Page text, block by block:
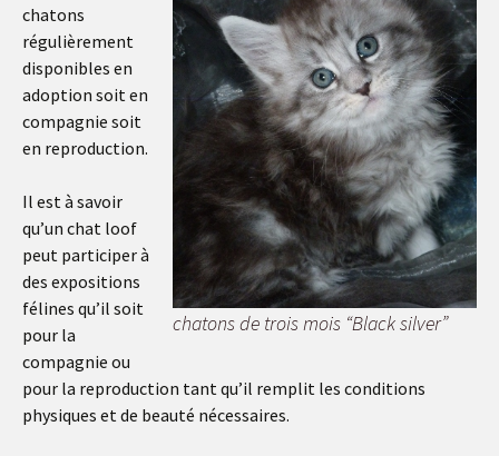
chatons de trois mois “Black silver”
chatons
régulièrement
disponibles en
adoption soit en
compagnie soit
en reproduction.
Il est à savoir
qu’un chat loof
peut participer à
des expositions
félines qu’il soit
pour la
compagnie ou
pour la reproduction tant qu’il remplit les conditions
physiques et de beauté nécessaires.